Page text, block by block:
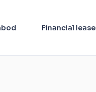
Financial lease